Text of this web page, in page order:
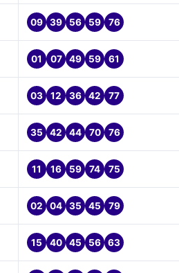
09 39 56 59 76
01 07 49 59 61
03 12 36 42 77
35 42 44 70 76
11 16 59 74 75
02 04 35 45 79
15 40 45 56 63